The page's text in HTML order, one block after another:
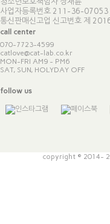
사업자등록번호 211-36-07053
통신판매신고업 신고번호 제
call center
070-7723-4599
catlove@cat-lab.co.kr
MON-FRI AM9 - PM6
SAT, SUN, HOLYDAY OFF
follow us
copyright © 2014-